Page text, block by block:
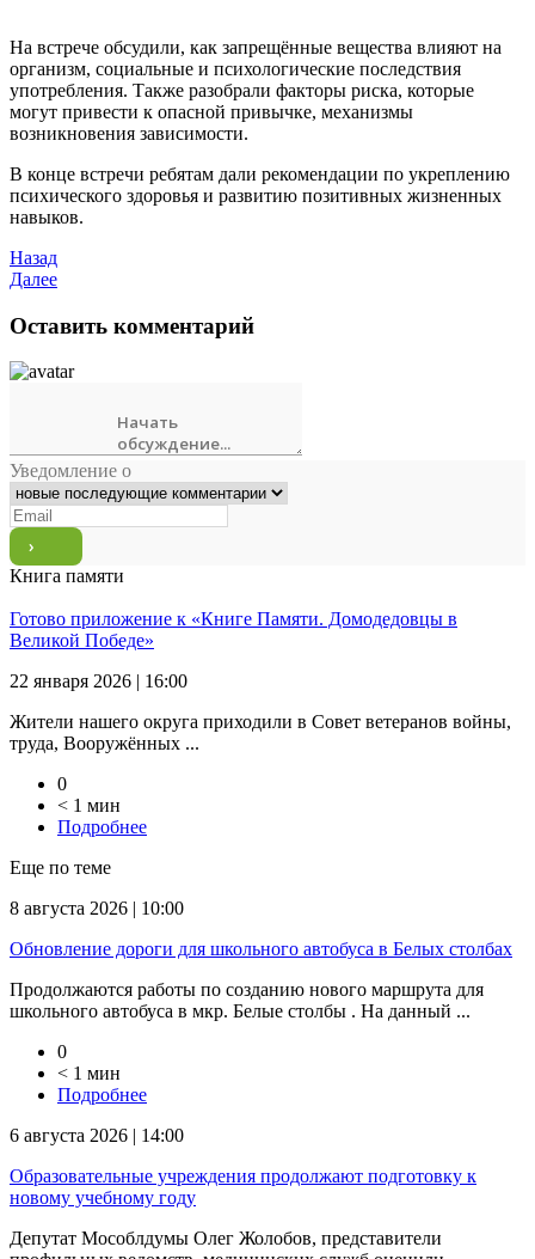
На встрече обсудили, как запрещённые вещества влияют на
организм, социальные и психологические последствия
употребления. Также разобрали факторы риска, которые
могут привести к опасной привычке, механизмы
возникновения зависимости.
В конце встречи ребятам дали рекомендации по укреплению
психического здоровья и развитию позитивных жизненных
навыков.
Назад
Далее
Оставить комментарий
Уведомление о
Книга памяти
Готово приложение к «Книге Памяти. Домодедовцы в
Великой Победе»
22 января 2026 | 16:00
Жители нашего округа приходили в Совет ветеранов войны,
труда, Вооружённых ...
0
< 1 мин
Подробнее
Еще по теме
8 августа 2026 | 10:00
Обновление дороги для школьного автобуса в Белых столбах
Продолжаются работы по созданию нового маршрута для
школьного автобуса в мкр. Белые столбы . На данный ...
0
< 1 мин
Подробнее
6 августа 2026 | 14:00
Образовательные учреждения продолжают подготовку к
новому учебному году
Депутат Мособлдумы Олег Жолобов, представители